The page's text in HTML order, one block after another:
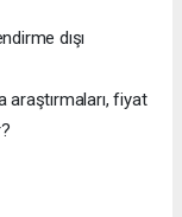
dışı
araştırmaları, fiyat